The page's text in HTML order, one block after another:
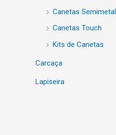
Canetas Semimetal
Canetas Touch
Kits de Canetas
Carcaça
Lapiseira